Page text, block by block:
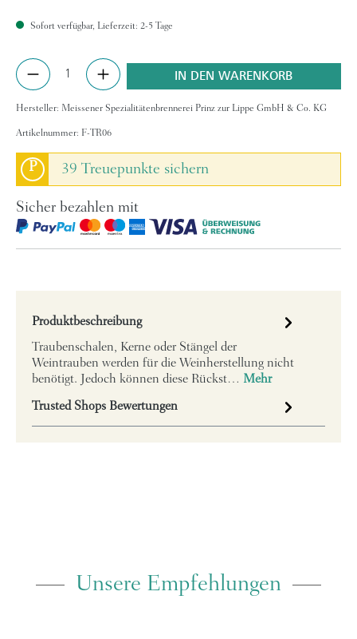
Sofort verfügbar, Lieferzeit: 2-5 Tage
Produkt Anzahl: Gib den gewünschten Wert
IN DEN WARENKORB
Hersteller: Meissener Spezialitätenbrennerei Prinz zur Lippe GmbH & Co. KG
Artikelnummer: F-TR06
P 39 Treuepunkte sichern
Sicher bezahlen mit
Produktbeschreibung
Traubenschalen, Kerne oder Stängel der
Weintrauben werden für die Weinherstellung nicht
benötigt. Jedoch können diese Rückst… Mehr
Trusted Shops Bewertungen
Unsere Empfehlungen